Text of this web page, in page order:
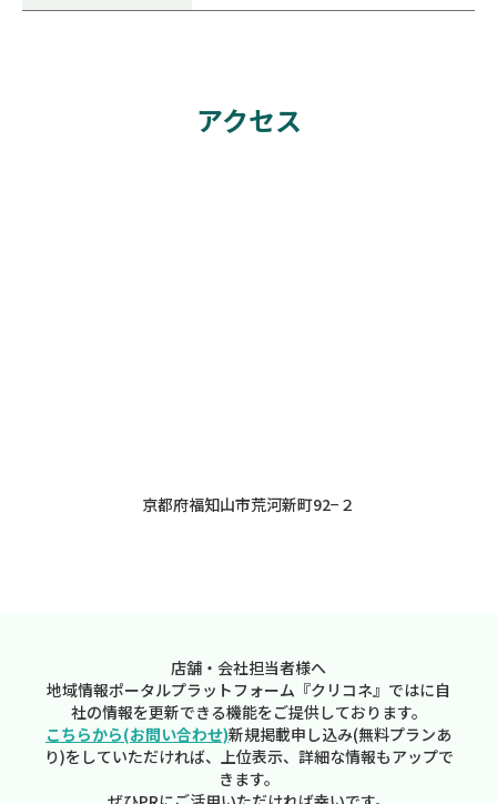
アクセス
京都府福知山市荒河新町92−２
店舗・会社担当者様へ
地域情報ポータルプラットフォーム『クリコネ』ではに自
社の情報を更新できる機能をご提供しております。
こちらから(お問い合わせ)新規掲載申し込み(無料プランあ
り)をしていただければ、上位表示、詳細な情報もアップで
きます。